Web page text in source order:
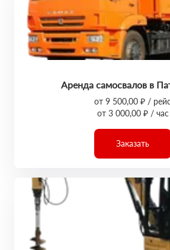
Аренда самосвалов в
от 9 500,00 ₽ /
от 3 000,00 ₽ / час
Заказать